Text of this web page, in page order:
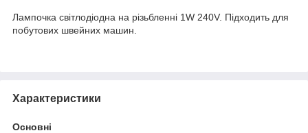
Лампочка світлодіодна на різьбленні 1W 240V. Підходить для
побутових швейних машин.
Характеристики
Основні